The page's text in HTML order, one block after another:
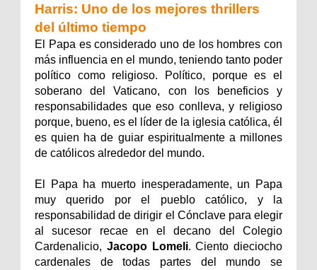
Harris: Uno de los mejores thrillers
del último tiempo
El Papa es considerado uno de los hombres con
más influencia en el mundo, teniendo tanto poder
político como religioso. Político, porque es el
soberano del Vaticano, con los beneficios y
responsabilidades que eso conlleva, y religioso
porque, bueno, es el líder de la iglesia católica, él
es quien ha de guiar espiritualmente a millones
de católicos alrededor del mundo.
El Papa ha muerto inesperadamente, un Papa
muy querido por el pueblo católico, y la
responsabilidad de dirigir el Cónclave para elegir
al sucesor recae en el decano del Colegio
Cardenalicio, Jacopo Lomeli. Ciento dieciocho
cardenales de todas partes del mundo se